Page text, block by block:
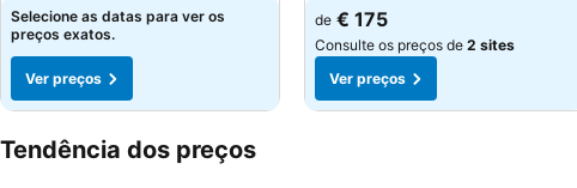
Ver preços
Selecione as datas para ver os
preços exatos.
Ver preços
Ver preços
de € 175
Consulte os preços de 2 sites
Ver preços
Tendência dos preços